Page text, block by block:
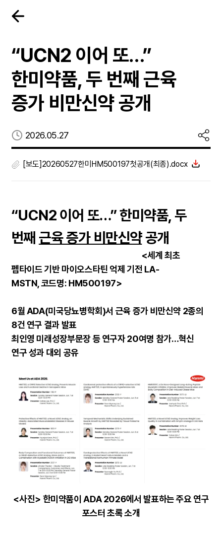
“UCN2 이어 또…”
한미약품, 두 번째 근육
증가 비만신약 공개
2026.05.27
[보도]20260527한미HM500197첫공개(최종).docx
“UCN2 이어 또…” 한미약품, 두
번째 근육 증가 비만신약공개
<세계 최초
펩타이드 기반 마이오스타틴 억제 기전 LA-
MSTN, 코드명: HM500197>
6월 ADA(미국당뇨병학회)서 근육 증가 비만신약 2종의
8건 연구 결과 발표
최인영 미래성장부문장 등 연구자 20여명 참가…혁신
연구 성과 대외 공유
<사진> 한미약품이 ADA 2026에서 발표하는 주요 연구
포스터 초록 소개